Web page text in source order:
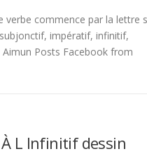
verbe commence par la lettre
impératif, infinitif,
Posts Facebook from
L Infinitif dessin